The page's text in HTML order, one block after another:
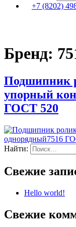
+7 (8202)
Бренд:
Подшипник
упорный
ГОСТ 520
Найти:
Свежие
Hello world!
Свежие